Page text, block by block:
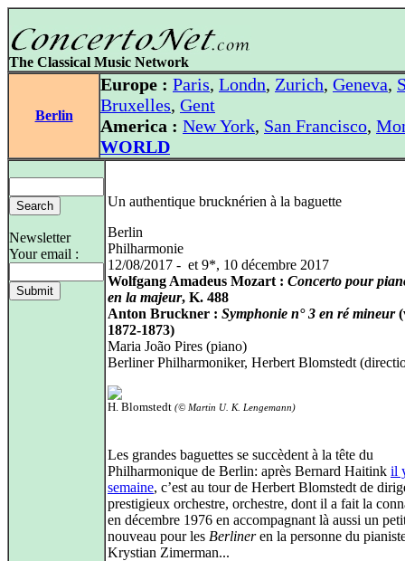
The Classical Music Network
Berlin
Europe : Paris, Londn, Zurich, Geneva,
Bruxelles, Gent
America : New York, San Francisco,
WORLD
Newsletter
Your email :
Un authentique brucknérien à la baguette
Berlin
Philharmonie
12/08/2017 - et 9*, 10 décembre 2017
Wolfgang Amadeus Mozart : Concerto pour
en la majeur, K. 488
Anton Bruckner : Symphonie n° 3 en ré mineur
1872-1873)
Maria João Pires (piano)
Berliner Philharmoniker, Herbert Blomstedt
H. Blomstedt (© Martin U. K. Lengemann)
Les grandes baguettes se succèdent à la tête du
Philharmonique de Berlin: après Bernard Haitink il
semaine, c’est au tour de Herbert Blomstedt de
prestigieux orchestre, orchestre, dont il a fait la
en décembre 1976 en accompagnant là aussi un
nouveau pour les Berlineren la personne du
Krystian Zimerman...